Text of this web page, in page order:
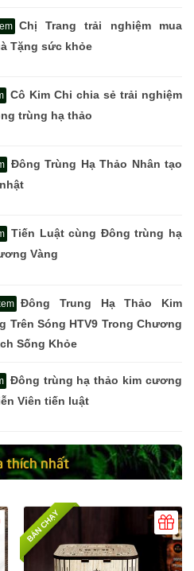
Chị Trang trải nghiệm mua
Tặng sức khỏe
Cô Kim Chi chia sẻ trải nghiệm
trùng hạ thảo
Đông Trùng Hạ Thảo Nhân tạo
Tiến Luật cùng Đông trùng hạ
Vàng
Đông Trung Hạ Thảo Kim
Trên Sóng HTV9 Trong Chương
Sống Khỏe
Đông trùng hạ thảo kim cương
Viên tiến luật
thích nhất
BÁN CHẠY